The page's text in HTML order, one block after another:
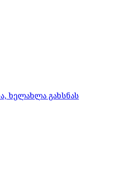
ხელახლა გახსნას